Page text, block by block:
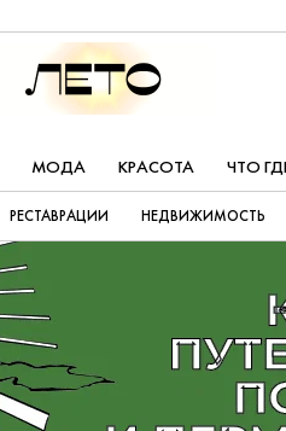
МОДА КРАСОТА ЧТО
РЕСТАВРАЦИИ НЕДВИЖИМОСТЬ